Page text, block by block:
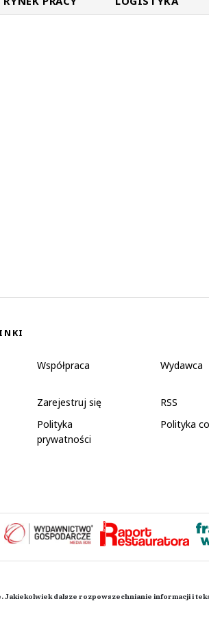
Współpraca Wydawca
Zarejestruj się
RSS
Polityka
prywatności
Polityka
Jakiekolwiek dalsze rozpowszechnianie informacji i